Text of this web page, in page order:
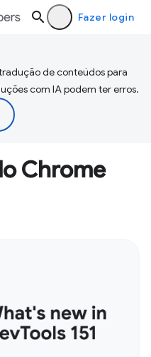
Fazer login
de conteúdos para
com IA podem ter erros.
Chrome